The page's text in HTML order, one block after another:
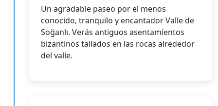
Un agradable paseo por el menos
conocido, tranquilo y encantador Valle de
Soğanlı. Verás antiguos asentamientos
bizantinos tallados en las rocas alrededor
del valle.